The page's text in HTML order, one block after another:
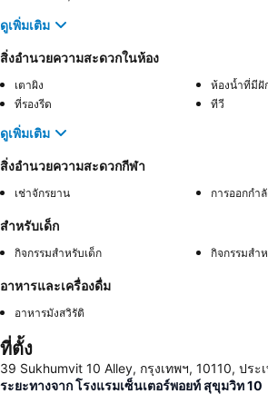
ดูเพิ่มเติม
สิ่งอำนวยความสะดวกในห้อง
เตาผิง
ห้องน้ำที่มีฝั
ที่รองรีด
ทีวี
ดูเพิ่มเติม
สิ่งอำนวยความสะดวกกีฬา
เช่าจักรยาน การออกกำ
สำหรับเด็ก
กิจกรรมสำหรับเด็ก กิจกรรมสำ
อาหารและเครื่องดื่ม
อาหารมังสวิรัติ
ที่ตั้ง
39 Sukhumvit 10 Alley, กรุงเทพฯ, 10110, ประ
ระยะทางจาก โรงแรมเซ็นเตอร์พอยท์ สุขุมวิท 10